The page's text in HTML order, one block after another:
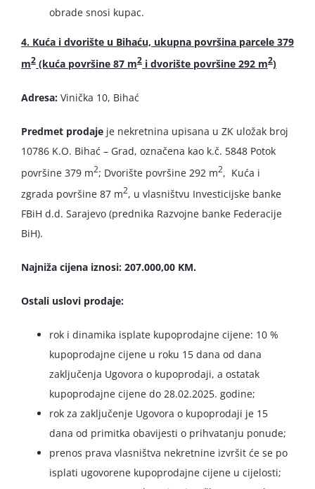
obrade snosi kupac.
4. Kuća i dvorište u Bihaću, ukupna površina parcele 379
m2 (kuća površine 87 m2 i dvorište površine 292 m2)
Adresa: Vinička 10, Bihać
Predmet prodaje je nekretnina upisana u ZK uložak broj
10786 K.O. Bihać – Grad, označena kao k.č. 5848 Potok
površine 379 m2; Dvorište površine 292 m2, Kuća i
zgrada površine 87 m2, u vlasništvu Investicijske banke
FBiH d.d. Sarajevo (prednika Razvojne banke Federacije
BiH).
Najniža cijena iznosi: 207.000,00 KM.
Ostali uslovi prodaje:
rok i dinamika isplate kupoprodajne cijene: 10 %
kupoprodajne cijene u roku 15 dana od dana
zaključenja Ugovora o kupoprodaji, a ostatak
kupoprodajne cijene do 28.02.2025. godine;
rok za zaključenje Ugovora o kupoprodaji je 15
dana od primitka obavijesti o prihvatanju ponude;
prenos prava vlasništva nekretnine izvršit će se po
isplati ugovorene kupoprodajne cijene u cijelosti;